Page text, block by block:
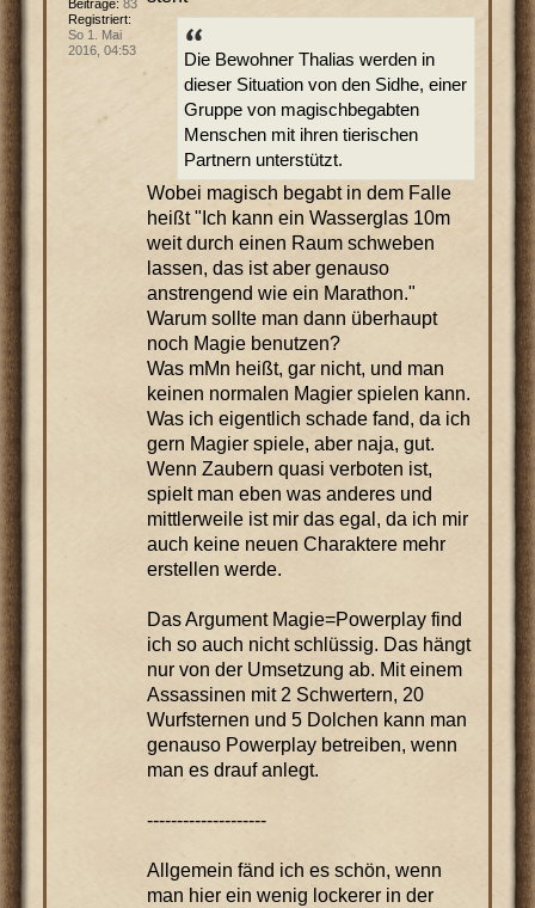
Die Bewohner Thalias werden in
dieser Situation von den Sidhe, einer
Gruppe von magischbegabten
Menschen mit ihren tierischen
Partnern unterstützt.
Wobei magisch begabt in dem Falle
heißt "Ich kann ein Wasserglas 10m
weit durch einen Raum schweben
lassen, das ist aber genauso
anstrengend wie ein Marathon."
Warum sollte man dann überhaupt
noch Magie benutzen?
Was mMn heißt, gar nicht, und man
keinen normalen Magier spielen kann.
Was ich eigentlich schade fand, da ich
gern Magier spiele, aber naja, gut.
Wenn Zaubern quasi verboten ist,
spielt man eben was anderes und
mittlerweile ist mir das egal, da ich mir
auch keine neuen Charaktere mehr
erstellen werde.
Das Argument Magie=Powerplay find
ich so auch nicht schlüssig. Das hängt
nur von der Umsetzung ab. Mit einem
Assassinen mit 2 Schwertern, 20
Wurfsternen und 5 Dolchen kann man
genauso Powerplay betreiben, wenn
man es drauf anlegt.
--------------------
Allgemein fänd ich es schön, wenn
man hier ein wenig lockerer in der
Beiträge: 83
Registriert:
So 1. Mai
2016, 04:53